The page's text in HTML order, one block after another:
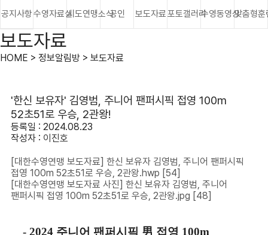
공지사항수영자료실시도연맹소식공인 보도자료포토갤러리수영동영상맞춤형훈
보도자료
HOME > 정보알림방 > 보도자료
'한신 보유자' 김영범, 주니어 팬퍼시픽 접영 100m
52초51로 우승, 2관왕!
등록일 : 2024.08.23
작성자 : 이진호
[대한수영연맹 보도자료] 한신 보유자 김영범, 주니어 팬퍼시픽
접영 100m 52초51로 우승, 2관왕.hwp [54]
[대한수영연맹 보도자료 사진] 한신 보유자 김영범, 주니어
팬퍼시픽 접영 100m 52초51로 우승, 2관왕.jpg [48]
- 2024 주니어 팬퍼시픽 男 접영 100m